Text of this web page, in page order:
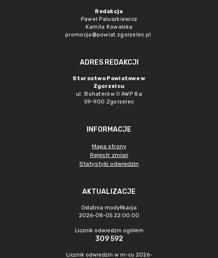
Redakcja
Paweł Paluszkiewicz
Kamila Kowalska
promocja@powiat.zgorzelec.pl
ADRES REDAKCJI
Starostwo Powiatowe w
Zgorzelcu
ul. Bohaterów II AWP 8a
59-900 Zgorzelec
INFORMACJE
Mapa strony
Rejestr zmian
Statystyki odwiedzin
AKTUALIZACJE
Ostatnia modyfikacja
2026-08-05 22:00:00
Licznik odwiedzin ogółem
309 592
Licznik odwiedzin w m-cu 2026-